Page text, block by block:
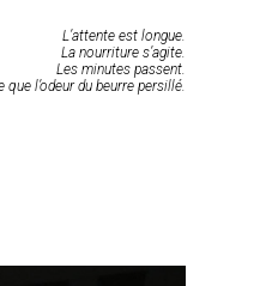
L’attente est longue.
La nourriture s’agite.
Les minutes passent.
que l’odeur du beurre persillé.